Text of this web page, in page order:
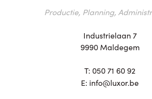
Productie, Planning,
Industrielaan 7
9990 Maldegem
T: 050 71 60 92
E: info@luxor.be